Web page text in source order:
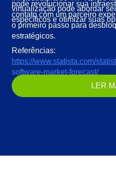
pode revolucionar sua
contato com um parceiro
o primeiro passo para
estratégicos.
virtualização pode abordar
específicos e otimizar suas
Referências:
https://www.statista.com/
software-market-forecast/
LER